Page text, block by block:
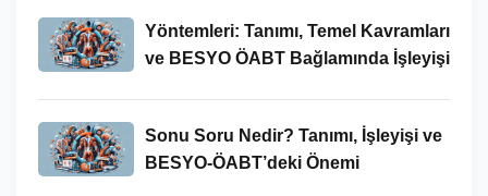
Yöntemleri: Tanımı, Temel Kavramları
ve BESYO ÖABT Bağlamında İşleyişi
Sonu Soru Nedir? Tanımı, İşleyişi ve
BESYO-ÖABT’deki Önemi